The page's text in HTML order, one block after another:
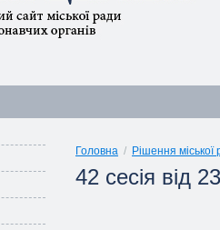
Головна / Рішення міської
42 сесія від